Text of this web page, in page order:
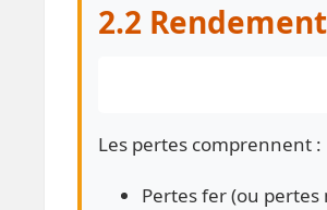
2.2 Rendement
Les pertes comprennent :
Pertes fer (ou